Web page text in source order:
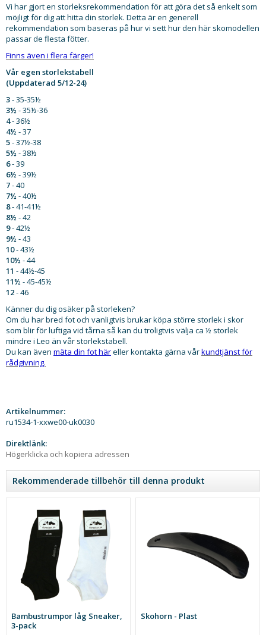
Vi har gjort en storleksrekommendation för att göra det så enkelt som
möjligt för dig att hitta din storlek. Detta är en generell
rekommendation som baseras på hur vi sett hur den här skomodellen
passar de flesta fötter.
Finns även i flera färger!
Vår egen storlekstabell
(Uppdaterad 5/12-24)
3- 35-35½
3½ - 35½-36
4- 36½
4½ - 37
5- 37½-38
5½ - 38½
6- 39
6½ - 39½
7- 40
7½ - 40½
8- 41-41½
8½ - 42
9- 42½
9½ - 43
10- 43½
10½ - 44
11 - 44½-45
11½ - 45-45½
12- 46
Känner du dig osäker på storleken?
Om du har bred fot och vanligtvis brukar köpa större storlek i skor
som blir för luftiga vid tårna så kan du troligtvis välja ca ½ storlek
mindre i Leo än vår storlekstabell.
Du kan även mäta din fot häreller kontakta gärna vårkundtjänst för
rådgivning.
Artikelnummer:
ru1534-1-xxwe00-uk0030
Direktlänk:
Högerklicka och kopiera adressen
Rekommenderade tillbehör till denna produkt
Bambustrumpor låg Sneaker,
3-pack
Skohorn - Plast